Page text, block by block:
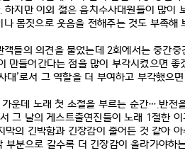
.하지만 이외 젊은 음치수사대원들이 많이
몸짓으로 웃음을 전해주는 것도 부족해
들의 의견을 물었는데 2회에서는 중간
만들어간다는 점을 많이 부각시켰으면 좋
대’로서 그 역할을 더 부여하고 부각했으
운데 노래 첫 소절을 부르는 순간…. 반전
그 날의 게스트출연진들이 노래 1절한
막의 긴박함과 긴장감이 줄어든 것 같아
부분으로 갈수록 더 긴장감이 올라가야하